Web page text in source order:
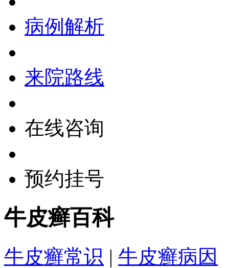
病例解析
来院路线
在线咨询
预约挂号
牛皮癣百科
牛皮癣常识 | 牛皮癣病因